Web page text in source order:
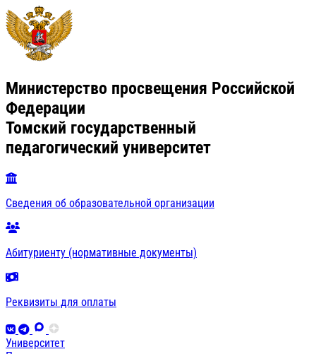
Министерство просвещения Российской
Федерации
Томский государственный
педагогический университет
Сведения об образовательной организации
Абитуриенту (нормативные документы)
Реквизиты для оплаты
Университет